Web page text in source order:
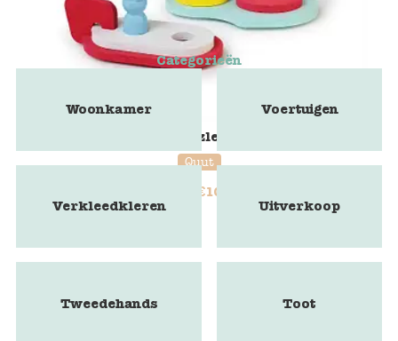
Bath Puzzle Large
Quut
€10,50
Categorieën
Woonkamer Voertuigen
Verkleedkleren Uitverkoop
Tweedehands Toot